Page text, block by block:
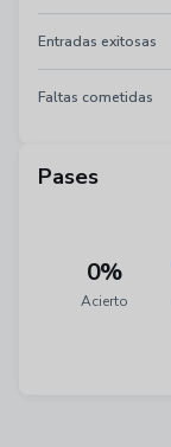
Entradas exitosas
Faltas cometidas
Pases
0%
Acierto